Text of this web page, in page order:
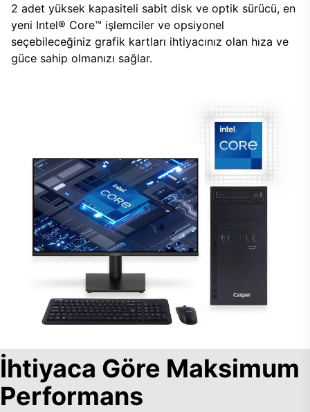
2 adet yüksek kapasiteli sabit disk ve optik sürücü, en
yeni Intel® Core™ işlemciler ve opsiyonel
seçebileceğiniz grafik kartları ihtiyacınız olan hıza ve
güce sahip olmanızı sağlar.
İhtiyaca Göre Maksimum
Performans